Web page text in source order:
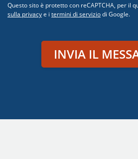
Questo sito è protetto con reCAPTCHA, per il
sulla privacye i termini di serviziodi Google.
INVIA IL